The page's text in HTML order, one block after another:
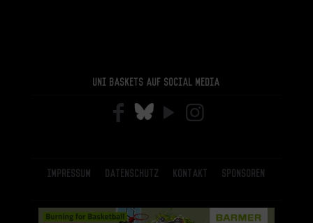
Uni Baskets auf Social Media
Impressum Datenschutz Kontakt Sponsoren